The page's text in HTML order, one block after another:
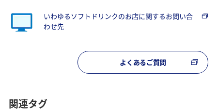
いわゆるソフトドリンクのお店に関するお問い合
わせ先
よくあるご質問
関連タグ